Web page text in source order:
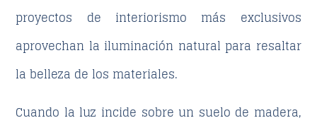
proyectos de interiorismo más exclusivos
aprovechan la iluminación natural para resaltar
la belleza de los materiales.
Cuando la luz incide sobre un suelo de madera,